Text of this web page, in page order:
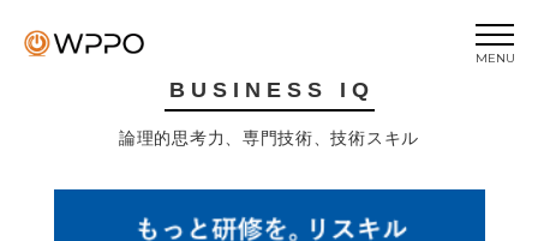
MENU
BUSINESS IQ
論理的思考力、専門技術、技術スキル